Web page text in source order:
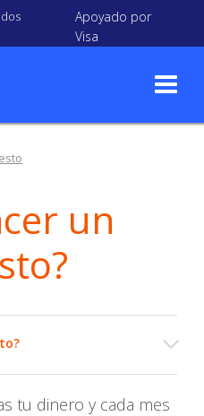
Apoyado por
Visa
un
tu dinero y cada mes